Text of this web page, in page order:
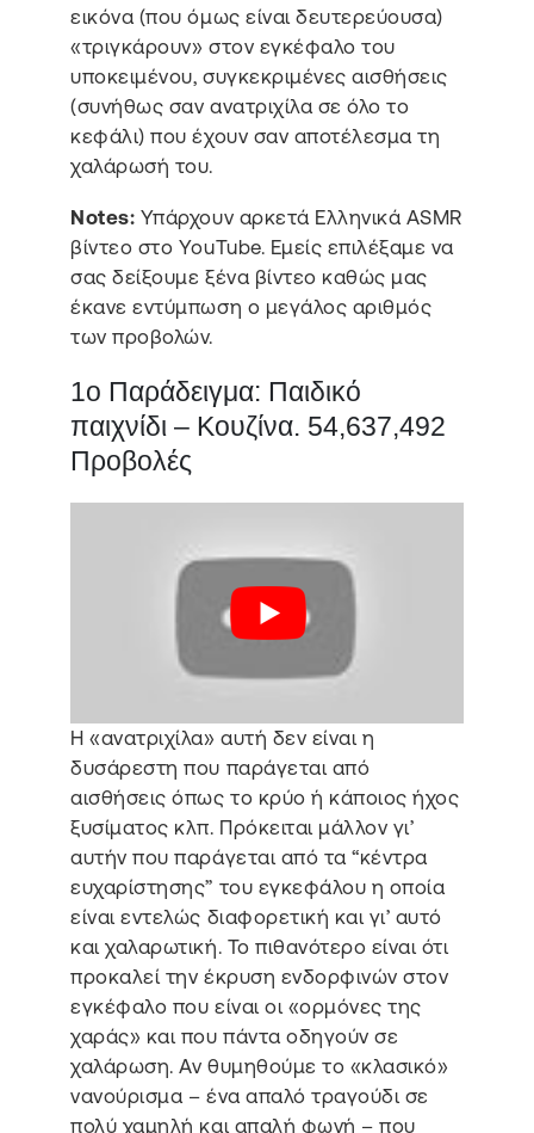
εικόνα (που όμως είναι δευτερεύουσα)
«τριγκάρουν» στον εγκέφαλο του
υποκειμένου, συγκεκριμένες αισθήσεις
(συνήθως σαν ανατριχίλα σε όλο το
κεφάλι) που έχουν σαν αποτέλεσμα τη
χαλάρωσή του.
Notes: Υπάρχουν αρκετά Ελληνικά ASMR
βίντεο στο YouTube. Εμείς επιλέξαμε να
σας δείξουμε ξένα βίντεο καθώς μας
έκανε εντύμπωση ο μεγάλος αριθμός
των προβολών.
1ο Παράδειγμα: Παιδικό
παιχνίδι – Κουζίνα. 54,637,492
Προβολές
Η «ανατριχίλα» αυτή δεν είναι η
δυσάρεστη που παράγεται από
αισθήσεις όπως το κρύο ή κάποιος ήχος
ξυσίματος κλπ. Πρόκειται μάλλον γι’
αυτήν που παράγεται από τα “κέντρα
ευχαρίστησης” του εγκεφάλου η οποία
είναι εντελώς διαφορετική και γι’ αυτό
και χαλαρωτική. Το πιθανότερο είναι ότι
προκαλεί την έκρυση ενδορφινών στον
εγκέφαλο που είναι οι «ορμόνες της
χαράς» και που πάντα οδηγούν σε
χαλάρωση. Αν θυμηθούμε το «κλασικό»
νανούρισμα – ένα απαλό τραγούδι σε
πολύ χαμηλή και απαλή φωνή – που